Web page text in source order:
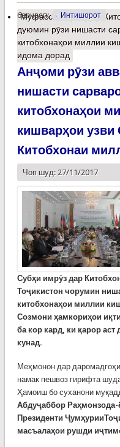
барчасп: Интишорот
Муфассалтаро Дар
дуюмин рӯзи нишасти
китобхонаҳои миллии
идома дорад
Анҷоми рӯзи
нишасти
китобхонаҳои
кишварҳои
Китобхонаи
Чоп шуд: 27/11/2017
Субҳи имрӯз дар
Тоҷикистон чорумин
китобхонаҳои миллии
Созмони ҳамкориҳои
ба кор кард, ки қарор аст
кунад.
Меҳмонон дар
намак пешвоз гирифта
Ҳамоиш бо суханони
Абдуҷаббор Раҳмонзода-
Президенти
масъалаҳои рушди